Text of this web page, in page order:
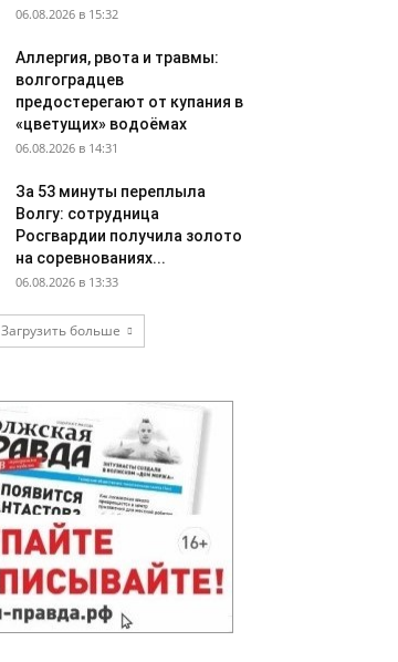
06.08.2026 в 15:32
Аллергия, рвота и травмы:
волгоградцев
предостерегают от купания в
«цветущих» водоёмах
06.08.2026 в 14:31
За 53 минуты переплыла
Волгу: сотрудница
Росгвардии получила золото
на соревнованиях...
06.08.2026 в 13:33
Загрузить больше